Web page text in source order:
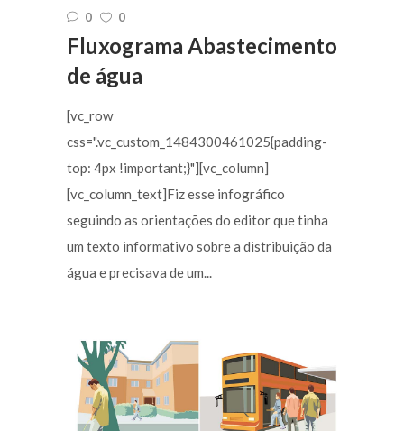
0
0
Fluxograma Abastecimento
de água
[vc_row
css=".vc_custom_1484300461025{padding-
top: 4px !important;}"][vc_column]
[vc_column_text]Fiz esse infográfico
seguindo as orientações do editor que tinha
um texto informativo sobre a distribuição da
água e precisava de um...